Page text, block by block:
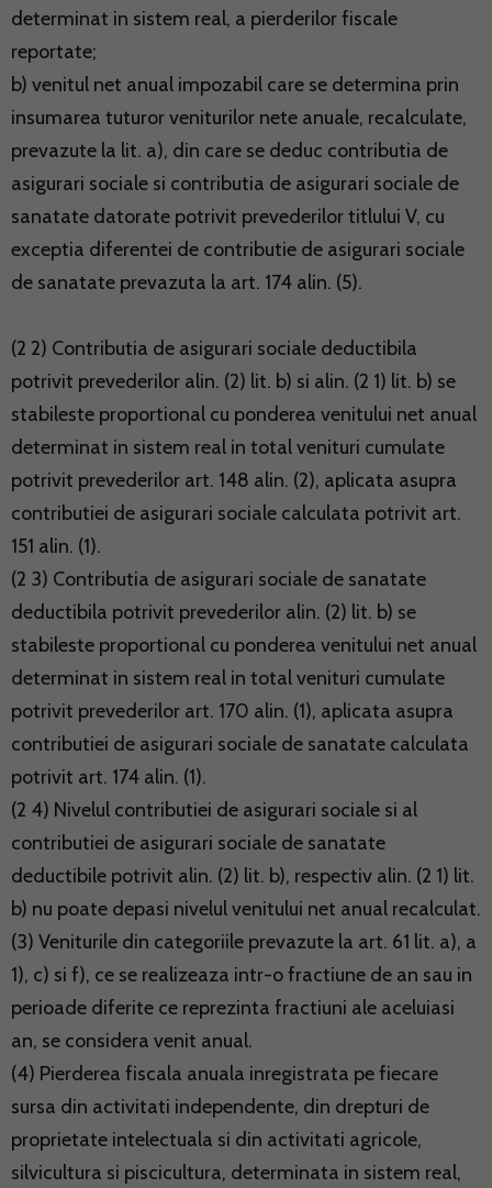
determinat in sistem real, a pierderilor fiscale
reportate;
b) venitul net anual impozabil care se determina prin
insumarea tuturor veniturilor nete anuale, recalculate,
prevazute la lit. a), din care se deduc contributia de
asigurari sociale si contributia de asigurari sociale de
sanatate datorate potrivit prevederilor titlului V, cu
exceptia diferentei de contributie de asigurari sociale
de sanatate prevazuta la art. 174 alin. (5).
(2 2) Contributia de asigurari sociale deductibila
potrivit prevederilor alin. (2) lit. b) si alin. (2 1) lit. b) se
stabileste proportional cu ponderea venitului net anual
determinat in sistem real in total venituri cumulate
potrivit prevederilor art. 148 alin. (2), aplicata asupra
contributiei de asigurari sociale calculata potrivit art.
151 alin. (1).
(2 3) Contributia de asigurari sociale de sanatate
deductibila potrivit prevederilor alin. (2) lit. b) se
stabileste proportional cu ponderea venitului net anual
determinat in sistem real in total venituri cumulate
potrivit prevederilor art. 170 alin. (1), aplicata asupra
contributiei de asigurari sociale de sanatate calculata
potrivit art. 174 alin. (1).
(2 4) Nivelul contributiei de asigurari sociale si al
contributiei de asigurari sociale de sanatate
deductibile potrivit alin. (2) lit. b), respectiv alin. (2 1) lit.
b) nu poate depasi nivelul venitului net anual recalculat.
(3) Veniturile din categoriile prevazute la art. 61 lit. a), a
1), c) si f), ce se realizeaza intr-o fractiune de an sau in
perioade diferite ce reprezinta fractiuni ale aceluiasi
an, se considera venit anual.
(4) Pierderea fiscala anuala inregistrata pe fiecare
sursa din activitati independente, din drepturi de
proprietate intelectuala si din activitati agricole,
silvicultura si piscicultura, determinata in sistem real,